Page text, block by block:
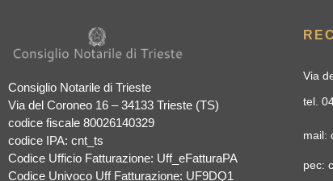
Consiglio Notarile di Trieste
Via del Coroneo 16 – 34133 Trieste (TS)
codice fiscale 80026140329
codice IPA: cnt_ts
Codice Ufficio Fatturazione: Uff_eFatturaPA
Codice Univoco Uff Fatturazione: UF9DQ1
Via
tel.
mail:
pec: